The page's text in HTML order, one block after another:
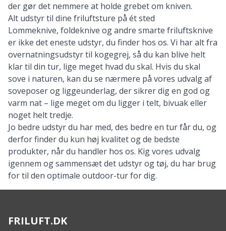
der gør det nemmere at holde grebet om kniven.
Alt udstyr til dine friluftsture på ét sted
Lommeknive, foldeknive og andre smarte friluftsknive
er ikke det eneste udstyr, du finder hos os. Vi har alt fra
overnatningsudstyr til kogegrej, så du kan blive helt
klar til din tur, lige meget hvad du skal. Hvis du skal
sove i naturen, kan du se nærmere på vores udvalg af
soveposerog liggeunderlag, der sikrer dig en god og
varm nat – lige meget om du ligger i telt, bivuak eller
noget helt tredje.
Jo bedre udstyr du har med, des bedre en tur får du, og
derfor finder du kun høj kvalitet og de bedste
produkter, når du handler hos os. Kig vores udvalg
igennem og sammensæt det udstyr ogtøj, du har brug
for til den optimale outdoor-tur for dig.
FRILUFT.DK